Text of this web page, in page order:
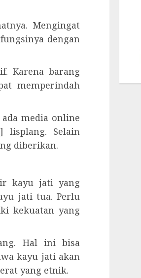
Mengingat
dengan
Karena barang
memperindah
media online
lisplang. Selain
diberikan.
kayu jati yang
jati tua. Perlu
kekuatan yang
Hal ini bisa
kayu jati akan
yang etnik.